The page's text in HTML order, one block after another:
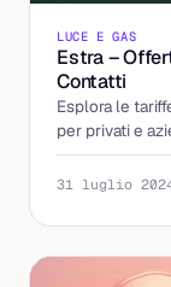
LUCE E GAS
Estra –
Contatti
Esplora le
per privati e
maggiori
31 luglio